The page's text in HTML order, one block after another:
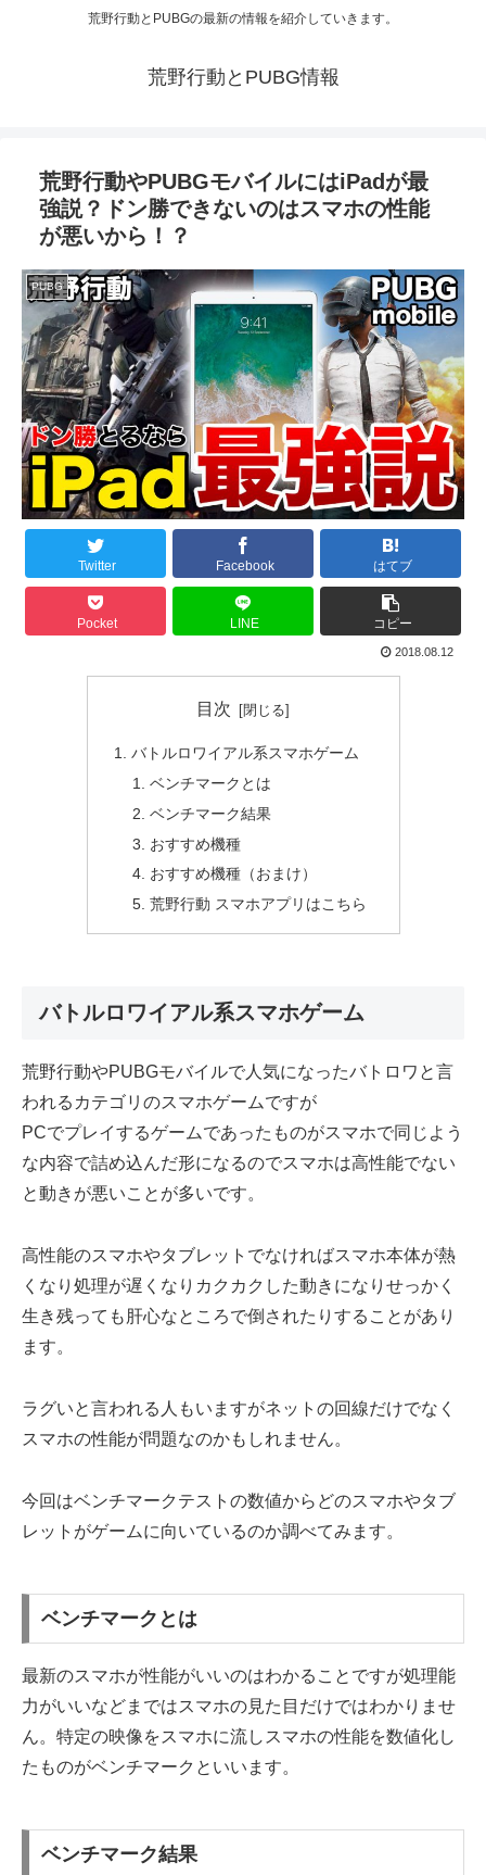
荒野行動とPUBGの最新の情報を紹介していきます。
荒野行動とPUBG情報
荒野行動やPUBGモバイルにはiPadが最
強説？ドン勝できないのはスマホの性能
が悪いから！？
PUBG
Twitter Facebook はてブ
Pocket LINE コピー
2018.08.12
目次
バトルロワイアル系スマホゲーム
ベンチマークとは
ベンチマーク結果
おすすめ機種
おすすめ機種（おまけ）
荒野行動 スマホアプリはこちら
バトルロワイアル系スマホゲーム
荒野行動やPUBGモバイルで人気になったバトロワと言
われるカテゴリのスマホゲームですが
PCでプレイするゲームであったものがスマホで同じよう
な内容で詰め込んだ形になるのでスマホは高性能でない
と動きが悪いことが多いです。
高性能のスマホやタブレットでなければスマホ本体が熱
くなり処理が遅くなりカクカクした動きになりせっかく
生き残っても肝心なところで倒されたりすることがあり
ます。
ラグいと言われる人もいますがネットの回線だけでなく
スマホの性能が問題なのかもしれません。
今回はベンチマークテストの数値からどのスマホやタブ
レットがゲームに向いているのか調べてみます。
ベンチマークとは
最新のスマホが性能がいいのはわかることですが処理能
力がいいなどまではスマホの見た目だけではわかりませ
ん。特定の映像をスマホに流しスマホの性能を数値化し
たものがベンチマークといいます。
ベンチマーク結果